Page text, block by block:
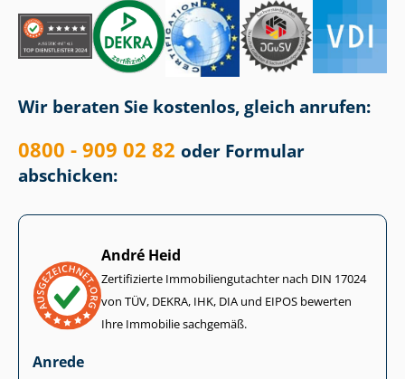
Wir beraten Sie kostenlos, gleich anrufen:
0800 - 909 02 82 oder Formular
abschicken:
André Heid
Zertifizierte Im­mo­bi­li­en­gut­ach­ter nach DIN 17024
von TÜV, DEKRA, IHK, DIA und EIPOS bewerten
Ihre Immobilie sachgemäß.
Anrede